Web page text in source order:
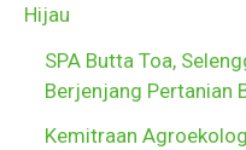
Hijau
SPA Butta Toa,
Berjenjang Pertanian
Kemitraan